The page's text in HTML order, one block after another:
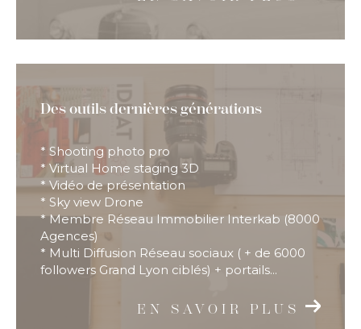
Des outils dernières générations
* Shooting photo pro
* Virtual Home staging 3D
* Vidéo de présentation
* Sky view Drone
* Membre Réseau Immobilier Interkab (8000
Agences)
* Multi Diffusion Réseau sociaux ( + de 6000
followers Grand Lyon ciblés) + portails...
EN SAVOIR PLUS